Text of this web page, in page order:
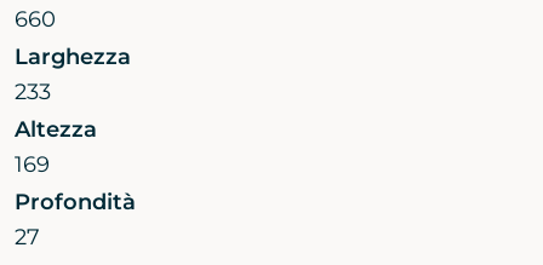
660
Larghezza
233
Altezza
169
Profondità
27